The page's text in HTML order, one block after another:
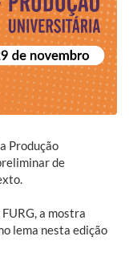
Produção
de
a mostra
lema nesta edição